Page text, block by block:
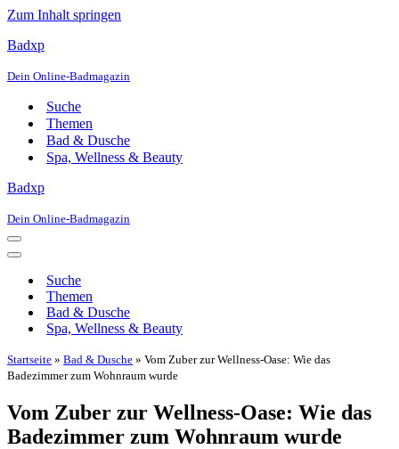
Zum Inhalt springen
Badxp
Dein Online-Badmagazin
Suche
Themen
Bad & Dusche
Spa, Wellness & Beauty
Badxp
Dein Online-Badmagazin
Navigationsmenü
Navigationsmenü
Suche
Themen
Bad & Dusche
Spa, Wellness & Beauty
Startseite » Bad & Dusche » Vom Zuber zur Wellness-Oase: Wie das
Badezimmer zum Wohnraum wurde
Vom Zuber zur Wellness-Oase: Wie das
Badezimmer zum Wohnraum wurde